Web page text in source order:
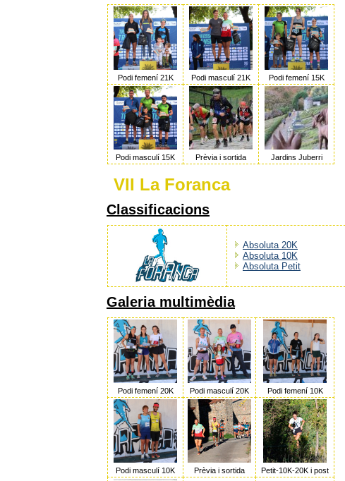
Podi femení 21K Podi masculí 21K Podi femení 15K
Podi masculí 15K Prèvia i sortida Jardins Juberri
VII La Foranca
Classificacions
Absoluta 20K
Absoluta 10K
Absoluta Petit
Galeria multimèdia
Podi femení 20K Podi masculí 20K Podi femení 10K
Podi masculí 10K Prèvia i sortida Petit-10K-20K i post